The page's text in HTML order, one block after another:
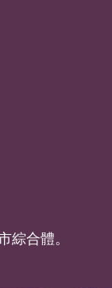
合體。